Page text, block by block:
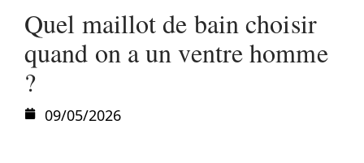
Quel maillot de bain choisir
quand on a un ventre homme
?
09/05/2026